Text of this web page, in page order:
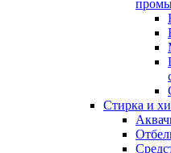
Стирка и